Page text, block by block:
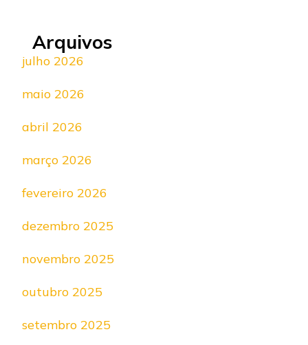
Arquivos
julho 2026
maio 2026
abril 2026
março 2026
fevereiro 2026
dezembro 2025
novembro 2025
outubro 2025
setembro 2025